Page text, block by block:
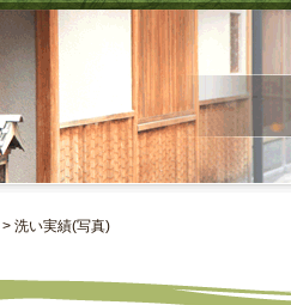
> 洗い実績(写真)